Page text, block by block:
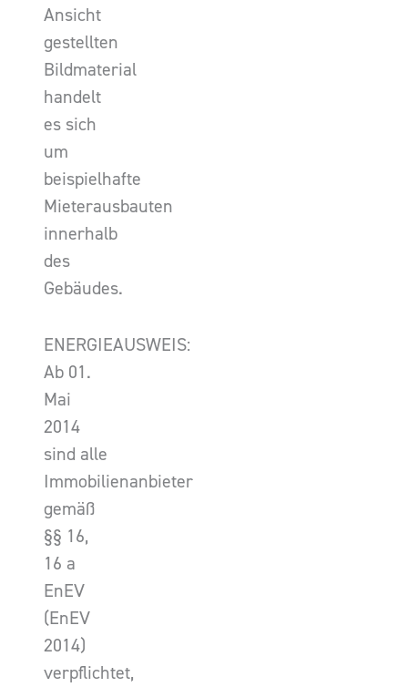
Ansicht
gestellten
Bildmaterial
handelt
es sich
um
beispielhafte
Mieterausbauten
innerhalb
des
Gebäudes.
ENERGIEAUSWEIS:
Ab 01.
Mai
2014
sind alle
Immobilienanbieter
gemäß
§§ 16,
16 a
EnEV
(EnEV
2014)
verpflichtet,